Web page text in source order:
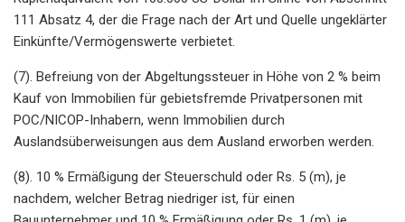
111 Absatz 4, der die Frage nach der Art und Quelle ungeklärter
Einkünfte/Vermögenswerte verbietet.
(7). Befreiung von der Abgeltungssteuer in Höhe von 2 % beim
Kauf von Immobilien für gebietsfremde Privatpersonen mit
POC/NICOP-Inhabern, wenn Immobilien durch
Auslandsüberweisungen aus dem Ausland erworben werden.
(8). 10 % Ermäßigung der Steuerschuld oder Rs. 5 (m), je
nachdem, welcher Betrag niedriger ist, für einen